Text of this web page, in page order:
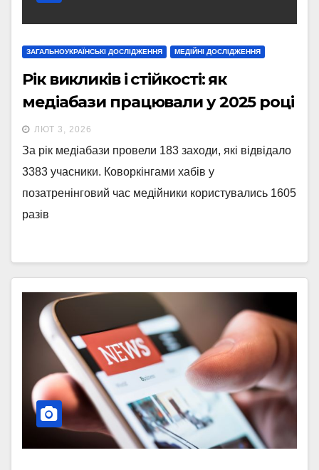
ЗАГАЛЬНОУКРАЇНСЬКІ ДОСЛІДЖЕННЯ МЕДІЙНІ ДОСЛІДЖЕННЯ
Рік викликів і стійкості: як
медіабази працювали у 2025 році
ЛЮТ 3, 2026
За рік медіабази провели 183 заходи, які відвідало
3383 учасники. Коворкінгами хабів у
позатренінговий час медійники користувались 1605
разів